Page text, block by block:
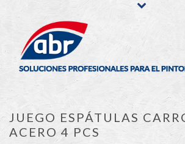
JUEGO ESPÁTULAS
ACERO 4 PCS